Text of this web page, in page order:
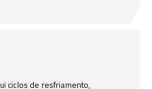
ciclos de resfriamento,